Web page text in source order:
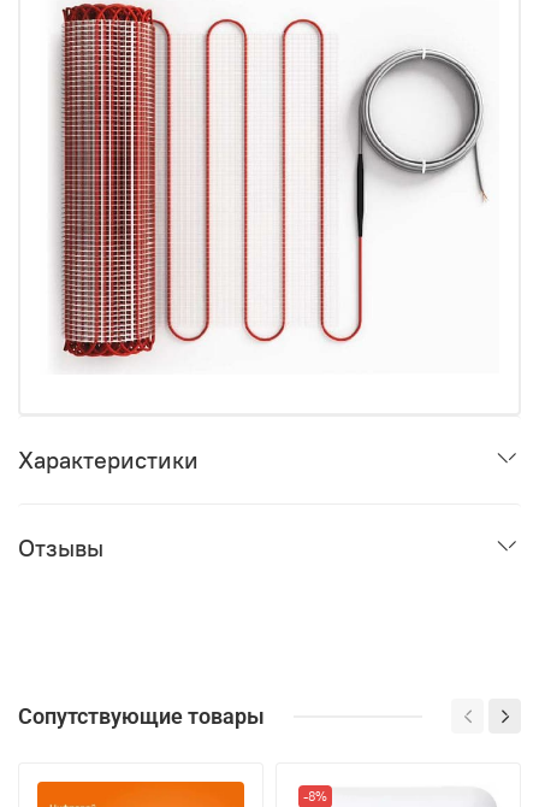
Характеристики
Отзывы
Сопутствующие товары
-8%